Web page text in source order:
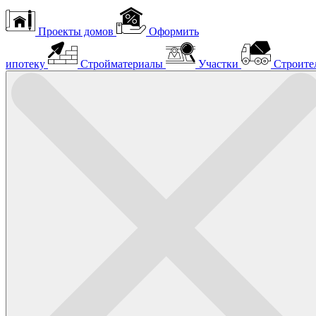
Проекты домов Оформить
ипотеку Стройматериалы Участки